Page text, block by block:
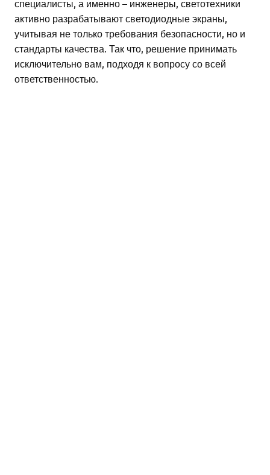
специалисты, а именно – инженеры, светотехники
активно разрабатывают светодиодные экраны,
учитывая не только требования безопасности, но и
стандарты качества. Так что, решение принимать
исключительно вам, подходя к вопросу со всей
ответственностью.